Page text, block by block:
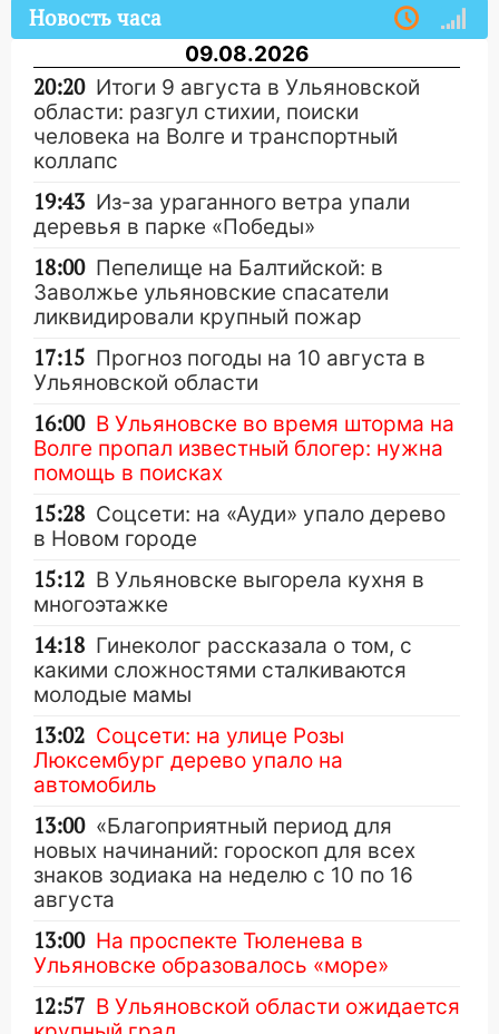
Новость часа
09.08.2026
20:20 Итоги 9 августа в Ульяновской
области: разгул стихии, поиски
человека на Волге и транспортный
коллапс
19:43 Из-за ураганного ветра упали
деревья в парке «Победы»
18:00 Пепелище на Балтийской: в
Заволжье ульяновские спасатели
ликвидировали крупный пожар
17:15 Прогноз погоды на 10 августа в
Ульяновской области
16:00 В Ульяновске во время шторма на
Волге пропал известный блогер: нужна
помощь в поисках
15:28 Соцсети: на «Ауди» упало дерево
в Новом городе
15:12 В Ульяновске выгорела кухня в
многоэтажке
14:18 Гинеколог рассказала о том, с
какими сложностями сталкиваются
молодые мамы
13:02 Соцсети: на улице Розы
Люксембург дерево упало на
автомобиль
13:00 «Благоприятный период для
новых начинаний: гороскоп для всех
знаков зодиака на неделю с 10 по 16
августа
13:00 На проспекте Тюленева в
Ульяновске образовалось «море»
12:57 В Ульяновской области ожидается